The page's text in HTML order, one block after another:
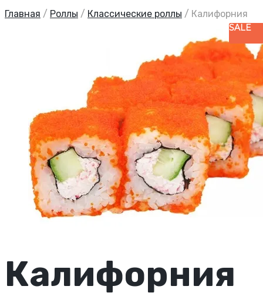
Главная / Роллы / Классические роллы / Калифорния
SALE
Калифорния